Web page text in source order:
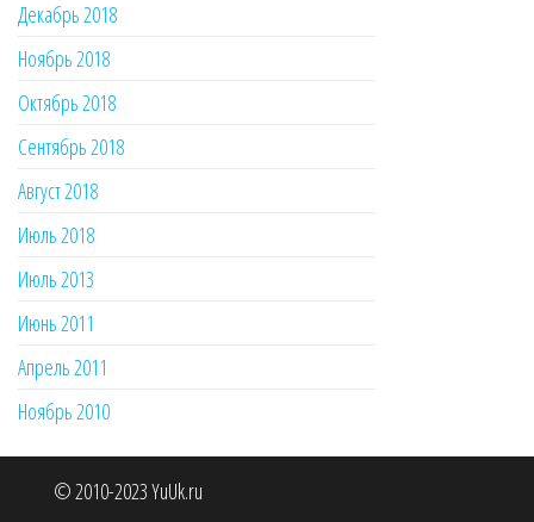
Декабрь 2018
Ноябрь 2018
Октябрь 2018
Сентябрь 2018
Август 2018
Июль 2018
Июль 2013
Июнь 2011
Апрель 2011
Ноябрь 2010
© 2010-2023 YuUk.ru